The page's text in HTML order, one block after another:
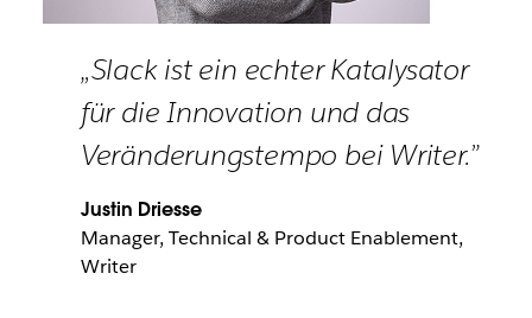
„Slack ist ein echter Katalysator
für die Innovation und das
Veränderungstempo bei Writer.”
Justin Driesse
Manager, Technical & Product Enablement,
Writer